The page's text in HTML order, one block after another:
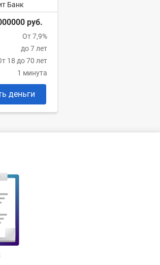
Банк
руб.
От 7,9%
до 7 лет
18 до 70 лет
1 минута
деньги